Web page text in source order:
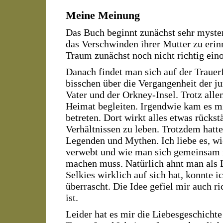
Meine Meinung
Das Buch beginnt zunächst sehr
das Verschwinden ihrer Mutter zu
Traum zunächst noch nicht richtig
Danach findet man sich auf der
bisschen über die Vergangenheit der
Vater und der Orkney-Insel. Trotz
Heimat begleiten. Irgendwie kam es
betreten. Dort wirkt alles etwas
Verhältnissen zu leben. Trotzdem
Legenden und Mythen. Ich liebe es,
verwebt und wie man sich
machen muss. Natürlich ahnt man als
Selkies wirklich auf sich hat, konnte
überrascht. Die Idee gefiel mir auch
ist.
Leider hat es mir die